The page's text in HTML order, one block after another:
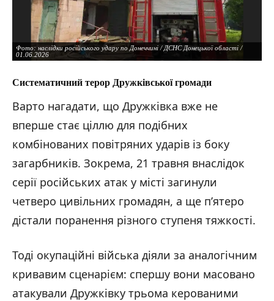
Фото: наслідки російського удару по Донеччині / ДСНС Донецької області /
01.06.2026
Фото: наслідки російського удару по Донеччині / ДСНС Донецької області /
Систематичний терор Дружківської громади
Варто нагадати, що Дружківка вже не
вперше стає ціллю для подібних
комбінованих повітряних ударів із боку
загарбників. Зокрема, 21 травня внаслідок
серії російських атак у місті загинули
четверо цивільних громадян, а ще п’ятеро
дістали поранення різного ступеня тяжкості.
Тоді окупаційні війська діяли за аналогічним
кривавим сценарієм: спершу вони масовано
атакували Дружківку трьома керованими